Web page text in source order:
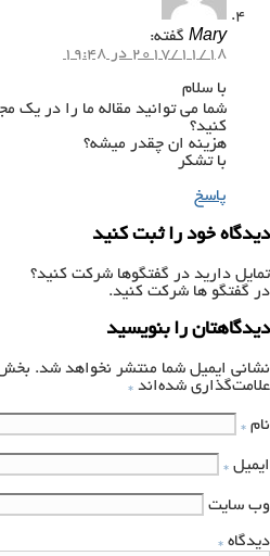
Mary گفته:
2017/11/18 در 19:48
با سلام
کنید؟
هزینه ان چقدر میشه؟
با تشکر
پاسخ
دیدگاه خود را ثبت کنید
تمایل دارید در گفتگوها شرکت کنید؟
در گفتگو ها شرکت کنید.
دیدگاهتان را بنویسید
نشانی ایمیل شما منتشر نخواهد شد.
علامت‌گذاری شده‌اند *
نام *
ایمیل *
وب‌ سایت
دیدگاه *